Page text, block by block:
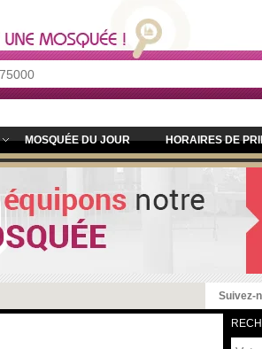
MOSQUÉE DU JOUR HORAIRES DE
Suivez-